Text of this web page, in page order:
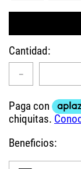
Cantidad
－
Beneficios: